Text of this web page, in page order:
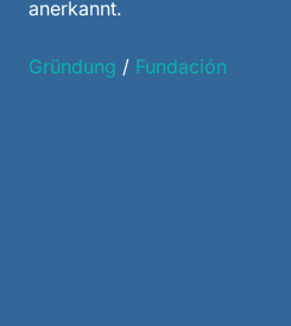
anerkannt.
Gründung / Fundación